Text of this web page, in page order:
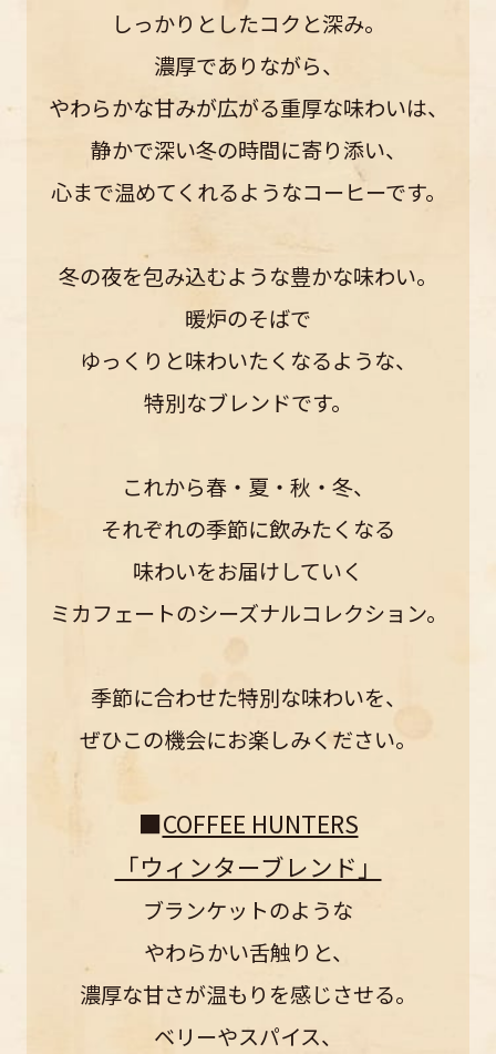
しっかりとしたコクと深み。
濃厚でありながら、
やわらかな甘みが広がる重厚な味わいは、
静かで深い冬の時間に寄り添い、
心まで温めてくれるようなコーヒーです。
冬の夜を包み込むような豊かな味わい。
暖炉のそばで
ゆっくりと味わいたくなるような、
特別なブレンドです。
これから春・夏・秋・冬、
それぞれの季節に飲みたくなる
味わいをお届けしていく
ミカフェートのシーズナルコレクション。
季節に合わせた特別な味わいを、
ぜひこの機会にお楽しみください。
■COFFEE HUNTERS
「ウィンターブレンド」
ブランケットのような
やわらかい舌触りと、
濃厚な甘さが温もりを感じさせる。
ベリーやスパイス、